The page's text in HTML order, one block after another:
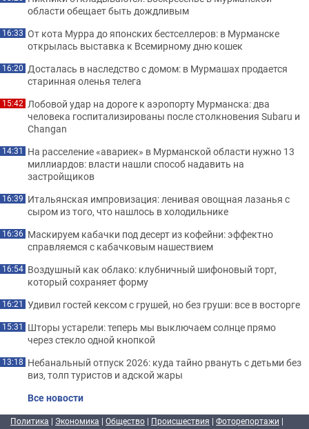
области обещает быть дождливым
16:33 От кота Мурра до японских бестселлеров: в Мурманске
открылась выставка к Всемирному дню кошек
16:20 Досталась в наследство с домом: в Мурмашах продается
старинная оленья телега
15:42 Лобовой удар на дороге к аэропорту Мурманска: два
человека госпитализированы после столкновения Subaru и
Changan
14:31 На расселение «авариек» в Мурманской области нужно 13
миллиардов: власти нашли способ надавить на
застройщиков
16:39 Итальянская импровизация: ленивая овощная лазанья с
сыром из того, что нашлось в холодильнике
16:36 Маскируем кабачки под десерт из кофейни: эффектно
справляемся с кабачковым нашествием
16:54 Воздушный как облако: клубничный шифоновый торт,
который сохраняет форму
16:21 Удивил гостей кексом с грушей, но без груши: все в восторге
15:31 Шторы устарели: теперь мы выключаем солнце прямо
через стекло одной кнопкой
13:18 Небанальный отпуск 2026: куда тайно рвануть с детьми без
виз, толп туристов и адской жары
Все новости
Политика | Экономика | Общество | Происшествия | Фоторепортажи |